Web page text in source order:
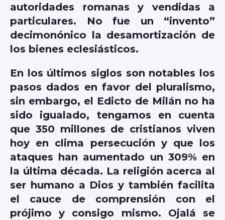
autoridades romanas y vendidas a
particulares. No fue un “invento”
decimonónico la desamortización de
los bienes eclesiásticos.
En los últimos siglos son notables los
pasos dados en favor del pluralismo,
sin embargo, el Edicto de Milán no ha
sido igualado, tengamos en cuenta
que 350 millones de cristianos viven
hoy en clima persecución y que los
ataques han aumentado un 309% en
la última década. La religión acerca al
ser humano a Dios y también facilita
el cauce de comprensión con el
prójimo y consigo mismo. Ojalá se